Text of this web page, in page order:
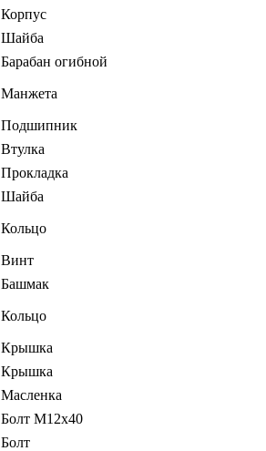
Корпус
Шайба
Барабан огибной
Манжета
Подшипник
Втулка
Прокладка
Шайба
Кольцо
Винт
Башмак
Кольцо
Крышка
Крышка
Масленка
Болт М12х40
Болт